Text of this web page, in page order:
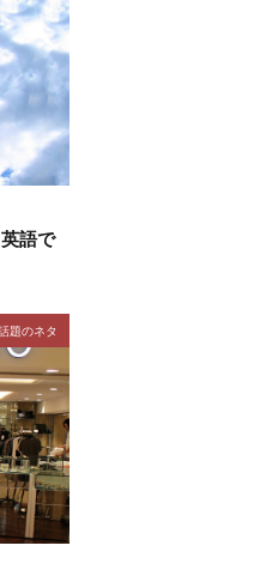
語で
題のネタ